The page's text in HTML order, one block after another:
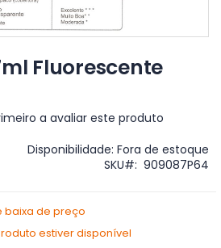
Fluorescente
a avaliar este produto
Disponibilidade: Fora de estoque
SKU
909087P64
baixa de preço
estiver disponível